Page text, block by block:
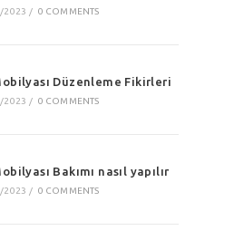
2023 / 0 COMMENTS
Düzenleme Fikirleri
2023 / 0 COMMENTS
Bakımı nasıl yapılır
2023 / 0 COMMENTS